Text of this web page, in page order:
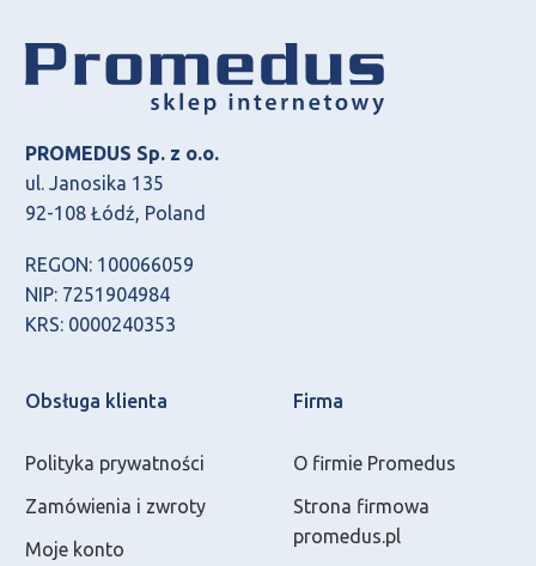
PROMEDUS Sp. z o.o.
ul. Janosika 135
92-108 Łódź, Poland
REGON: 100066059
NIP: 7251904984
KRS: 0000240353
Obsługa klienta
Polityka prywatności
Zamówienia i zwroty
Moje konto
Firma
O firmie Promedus
Strona firmowa
promedus.pl